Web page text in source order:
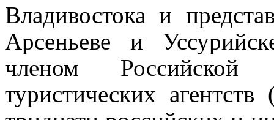
Владивостока и
Арсеньеве и
членом
туристических